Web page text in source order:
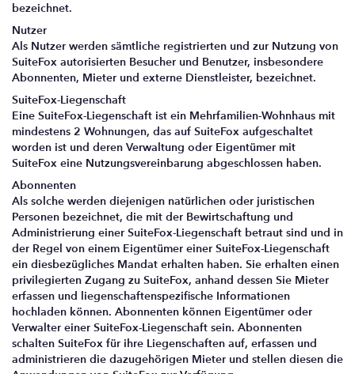
bezeichnet.
Nutzer
Als Nutzer werden sämtliche registrierten und zur Nutzung von
SuiteFox autorisierten Besucher und Benutzer, insbesondere
Abonnenten, Mieter und externe Dienstleister, bezeichnet.
SuiteFox-Liegenschaft
Eine SuiteFox-Liegenschaft ist ein Mehrfamilien-Wohnhaus mit
mindestens 2 Wohnungen, das auf SuiteFox aufgeschaltet
worden ist und deren Verwaltung oder Eigentümer mit
SuiteFox eine Nutzungsvereinbarung abgeschlossen haben.
Abonnenten
Als solche werden diejenigen natürlichen oder juristischen
Personen bezeichnet, die mit der Bewirtschaftung und
Administrierung einer SuiteFox-Liegenschaft betraut sind und in
der Regel von einem Eigentümer einer SuiteFox-Liegenschaft
ein diesbezügliches Mandat erhalten haben. Sie erhalten einen
privilegierten Zugang zu SuiteFox, anhand dessen Sie Mieter
erfassen und liegenschaftenspezifische Informationen
hochladen können. Abonnenten können Eigentümer oder
Verwalter einer SuiteFox-Liegenschaft sein. Abonnenten
schalten SuiteFox für ihre Liegenschaften auf, erfassen und
administrieren die dazugehörigen Mieter und stellen diesen die